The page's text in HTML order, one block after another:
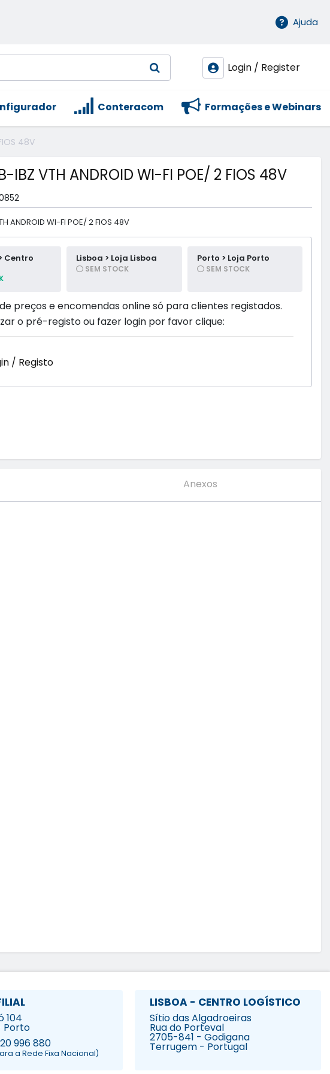
Ajuda
Login / Register
Formações e Webinars
Conteracom
48V
IBZ VTH ANDROID WI-FI POE/ 2 FIOS 48V
ANDROID WI-FI POE/ 2 FIOS 48V
Centro
Lisboa > Loja Lisboa
SEM STOCK
Porto > Loja Porto
SEM STOCK
preços e encomendas online só para clientes registados.
o pré-registo ou fazer login por favor clique:
/ Registo
Anexos
104
Porto
996 880
a Rede Fixa Nacional)
LISBOA - CENTRO LOGÍSTICO
Sítio das Algadroeiras
Rua do Porteval
2705-841 - Godigana
Terrugem - Portugal